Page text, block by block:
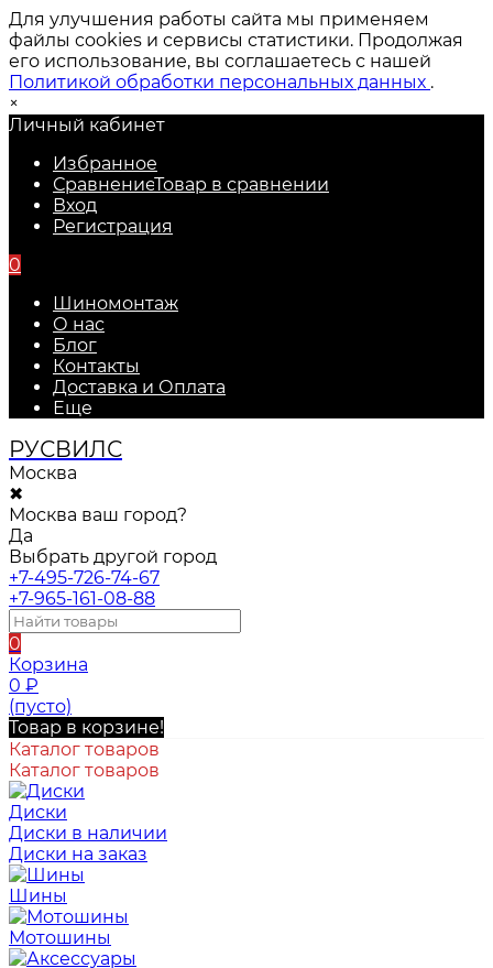
Для улучшения работы сайта мы применяем
файлы cookies и сервисы статистики. Продолжая
его использование, вы соглашаетесь с нашей
Политикой обработки персональных данных .
×
Личный кабинет
Избранное
СравнениеТовар в сравнении
Вход
Регистрация
0
Шиномонтаж
О нас
Блог
Контакты
Доставка и Оплата
Еще
РУСВИЛС
Москва
✖
Москва ваш город?
Да
Выбрать другой город
+7-495-726-74-67
+7-965-161-08-88
0
Корзина
0 ₽
(пусто)
Товар в корзине!
Каталог товаров
Каталог товаров
Диски
Диски в наличии
Диски на заказ
Шины
Мотошины